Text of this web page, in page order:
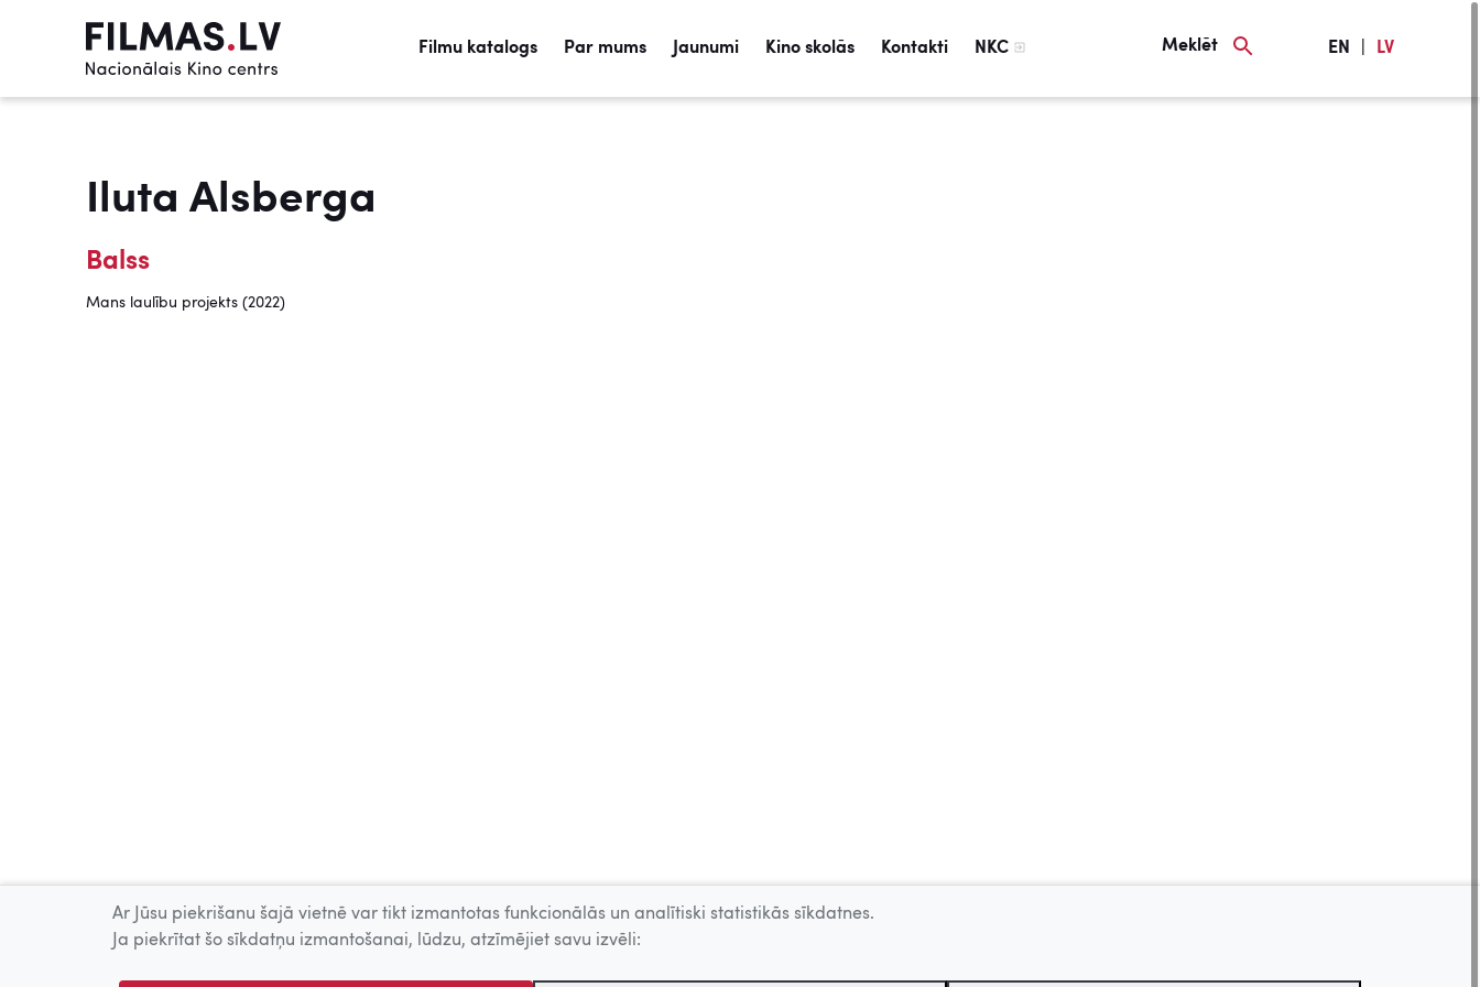
Filmu katalogs Par mums Jaunumi Kino skolās Kontakti NKC Meklēt EN LV
Iluta Alsberga
Balss
Mans laulību projekts (2022)
Ar Jūsu piekrišanu šajā vietnē var tikt izmantotas funkcionālās un analītiski statistikās sīkdatnes.
Ja piekrītat šo sīkdatņu izmantošanai, lūdzu, atzīmējiet savu izvēli: